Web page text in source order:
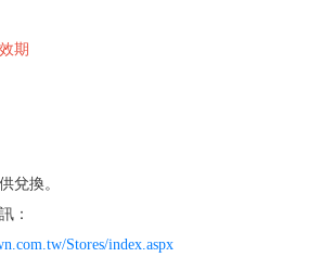
期
兌換。
：
Stores/index.aspx